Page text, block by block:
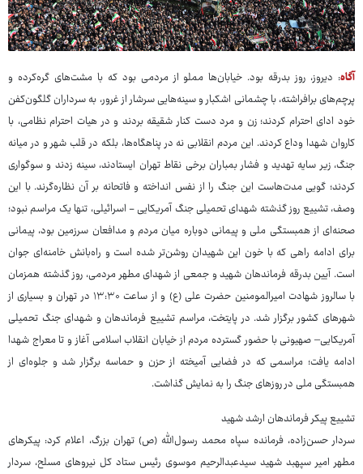
آگاه: دیروز، روز بدرقه بود. خیابان‌ها مملو از مردمی بود که با مشت‌های گره‌کرده و
پرچم‌های برافراشته، با چشمانی اشکبار و سینه‌هایی سرشار از غرور، به سرداران گلگون‌کفن
خود ادای احترام کردند؛ زن و مرد دست کنار شقیقه بردند و در هیات احترام نظامی، با
کاروان شهدا وداع کردند. این مردم انقلابی نه در پناهگاه‌ها، بلکه در قلب شهر و در میانه
جنگ، زیر سایه تهدید و فشار بمباران برخی نقاط تهران ایستادند، سینه زدند و سوگواری
کردند؛ گویی مدت‌هاست این جنگ را از نفس انداخته و فاتحانه بر آن نظاره‌گرند. با این
وصف، تشییع روز گذشته شهدای تحمیلی جنگ آمریکایی - اسرائیلی، تنها یک مراسم نبود؛
صحنه‌ای از همبستگی ملی و پیمانی دوباره میان مردم و مدافعان سرزمین بود، پیمانی
برای ادامه راهی که با خون این شهیدان روشن‌تر شده است و راه‌بانش خامنه‌ای جوان
است. آیین بدرقه فرماندهان شهید و جمعی از شهدای مطهر مردمی، روز گذشته همزمان
با سالروز شهادت امیرالمومنین حضرت علی (ع) و از ساعت ۱۳:۳۰ در تهران و بسیاری از
شهرهای کشور برگزار شد. در پایتخت، مراسم تشییع فرماندهان و شهدای جنگ تحمیلی
آمریکایی– صهیونی با حضور گسترده مردم از خیابان انقلاب اسلامی آغاز و تا معراج شهدا
ادامه یافت؛ مراسمی که در فضایی آمیخته از حزن و حماسه برگزار شد و جلوه‌ای از
همبستگی ملی در روزهای جنگ را به نمایش گذاشت.
تشییع پیکر فرماندهان ارشد شهید
سردار حسن‌زاده، فرمانده سپاه محمد رسول‌الله (ص) تهران بزرگ، اعلام کرد: پیکرهای
مطهر امیر سپهبد شهید سیدعبدالرحیم موسوی رئیس ستاد کل نیروهای مسلح، سردار